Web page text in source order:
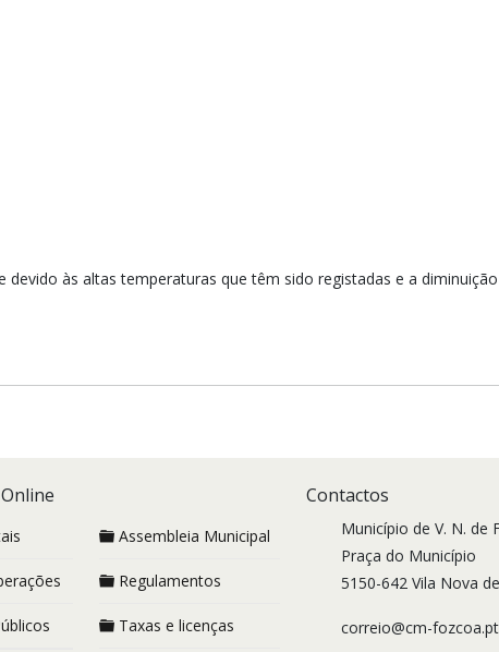
devido às altas temperaturas que têm sido registadas e a
Assembleia Municipal
Regulamentos
Taxas e licenças
Contactos
Município de V. N. de
Praça do Município
5150-642 Vila Nova
correio@cm-fozcoa.pt